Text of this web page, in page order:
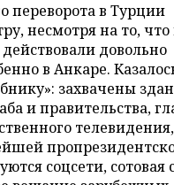
переворота в Турции
несмотря на то,
довольно
в Анкаре.
захвачены
и правительства,
телевидения,
соцсети, сотовая